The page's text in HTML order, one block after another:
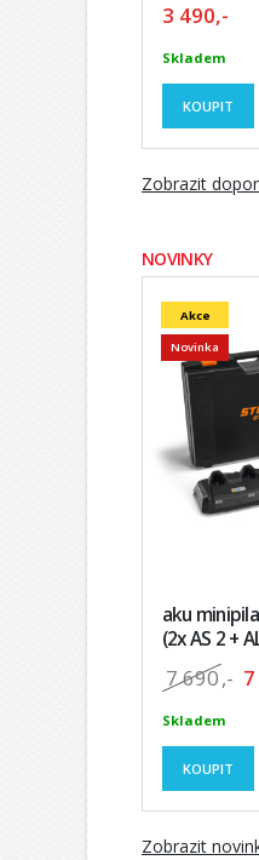
3 490,-
Skladem
KOUPIT
Zobrazit
NOVINKY
Akce
Novinka
aku minipila
(2x AS 2 +
7 690,-
Skladem
KOUPIT
Zobrazit